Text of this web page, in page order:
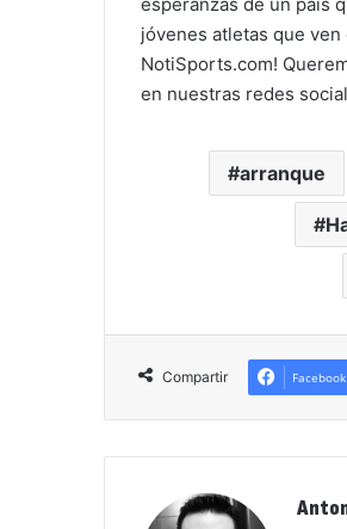
esperanzas de un país
jóvenes atletas que
NotiSports.com!
en nuestras redes
arranque
Compartir Facebook